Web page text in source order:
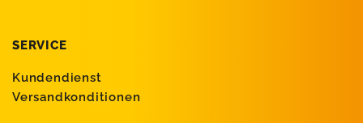
SERVICE
Kundendienst
Versandkonditionen